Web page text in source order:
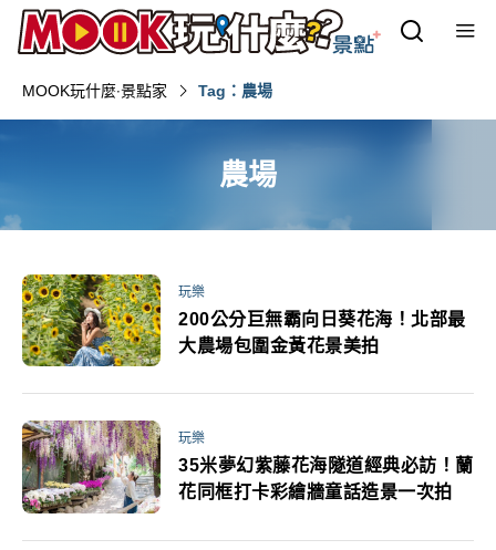
MOOK玩什麼‧景點家 Tag：農場
農場
玩樂
200公分巨無霸向日葵花海！北部最
大農場包圍金黃花景美拍
玩樂
35米夢幻紫藤花海隧道經典必訪！蘭
花同框打卡彩繪牆童話造景一次拍